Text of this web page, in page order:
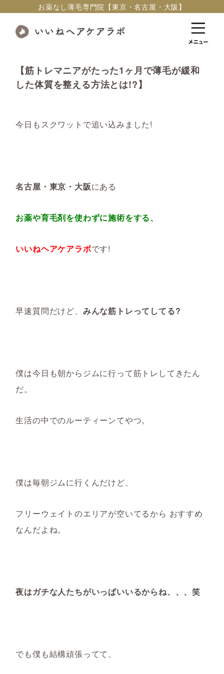
お薬なし薄毛専門院【東京・名古屋・大阪】
【筋トレマニアがたった1ヶ月で薄毛が緩和
した体質を整える方法とは!?】
今日もスクワットで追い込みました!
名古屋・東京・大阪にある
お薬や育毛剤を使わずに施術をする、
いいねヘアケアラボです!
早速質問だけど、 みんな筋トレってしてる?
僕は今日も朝からジムに行って筋トレしてきたん
だ。
生活の中でのルーティーンてやつ。
僕は毎朝ジムに行くんだけど、
フリーウェイトのエリアが空いてるから おすすめ
なんだよね。
夜はガチな人たちがいっぱいいるからね、、、笑
でも僕も結構頑張ってて、